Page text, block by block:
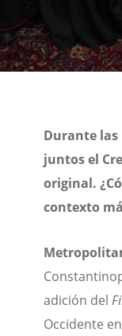
Durante
juntos el
original.
contexto
adición del
Occidente